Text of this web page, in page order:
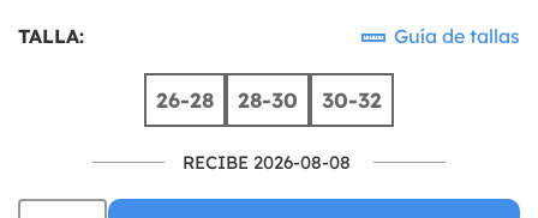
TALLA: Guía de tallas
26-28 28-30 30-32
RECIBE 2026-08-08